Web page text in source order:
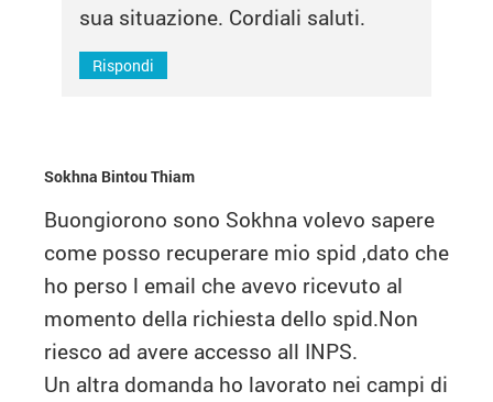
sua situazione. Cordiali saluti.
Rispondi
Sokhna Bintou Thiam
Buongiorono sono Sokhna volevo sapere
come posso recuperare mio spid ,dato che
ho perso l email che avevo ricevuto al
momento della richiesta dello spid.Non
riesco ad avere accesso all INPS.
Un altra domanda ho lavorato nei campi di